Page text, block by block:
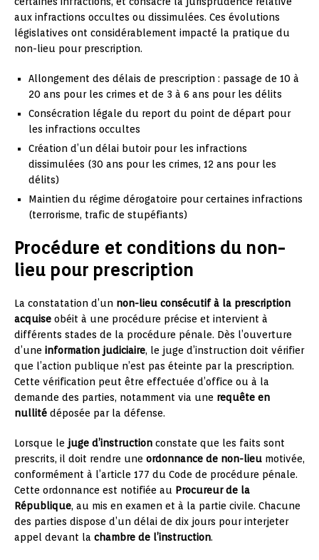
aux infractions occultes ou dissimulées. Ces évolutions
législatives ont considérablement impacté la pratique du
non-lieu pour prescription.
Allongement des délais de prescription : passage de 10 à
20 ans pour les crimes et de 3 à 6 ans pour les délits
Consécration légale du report du point de départ pour
les infractions occultes
Création d’un délai butoir pour les infractions
dissimulées (30 ans pour les crimes, 12 ans pour les
délits)
Maintien du régime dérogatoire pour certaines infractions
(terrorisme, trafic de stupéfiants)
Procédure et conditions du non-
lieu pour prescription
La constatation d’un non-lieu consécutif à la prescription
acquise obéit à une procédure précise et intervient à
différents stades de la procédure pénale. Dès l’ouverture
d’une information judiciaire, le juge d’instruction doit vérifier
que l’action publique n’est pas éteinte par la prescription.
Cette vérification peut être effectuée d’office ou à la
demande des parties, notamment via une requête en
nullité déposée par la défense.
Lorsque le juge d’instruction constate que les faits sont
prescrits, il doit rendre une ordonnance de non-lieu motivée,
conformément à l’article 177 du Code de procédure pénale.
Cette ordonnance est notifiée au Procureur de la
République, au mis en examen et à la partie civile. Chacune
des parties dispose d’un délai de dix jours pour interjeter
appel devant la chambre de l’instruction.